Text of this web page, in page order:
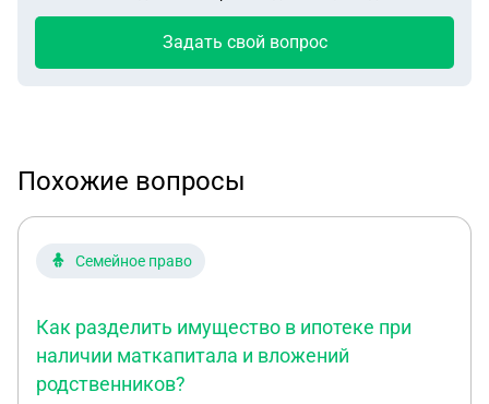
Задать свой вопрос
Похожие вопросы
Семейное право
Как разделить имущество в ипотеке при
наличии маткапитала и вложений
родственников?